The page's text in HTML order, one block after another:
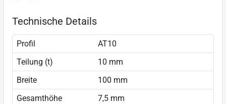
Technische Details
Profil
AT10
Teilung (t)
10 mm
Breite
100 mm
Gesamthöhe
7,5 mm